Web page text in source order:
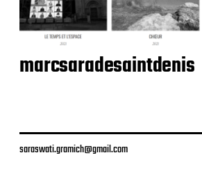
marcsaradesaintdenis
saraswati.gramich@gmail.com